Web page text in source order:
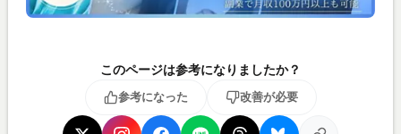
このページは参考になりましたか？
参考になった 改善が必要